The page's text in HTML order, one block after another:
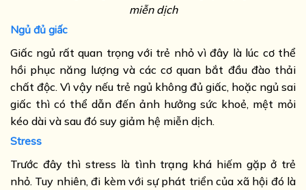
miễn dịch
Ngủ đủ giấc
Giấc ngủ rất quan trọng với trẻ nhỏ vì đây là lúc cơ thể
hồi phục năng lượng và các cơ quan bắt đầu đào thải
chất độc. Vì vậy nếu trẻ ngủ không đủ giấc, hoặc ngủ sai
giấc thì có thể dẫn đến ảnh hưởng sức khoẻ, mệt mỏi
kéo dài và sau đó suy giảm hệ miễn dịch.
Stress
Trước đây thì stress là tình trạng khá hiếm gặp ở trẻ
nhỏ. Tuy nhiên, đi kèm với sự phát triển của xã hội đó là